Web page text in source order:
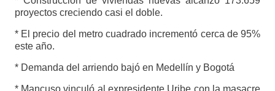
proyectos creciendo casi el doble.
* El precio del metro cuadrado incrementó cerca de 95%
este año.
* Demanda del arriendo bajó en Medellín y Bogotá
* Mancuso vinculó al expresidente Uribe con la masacre